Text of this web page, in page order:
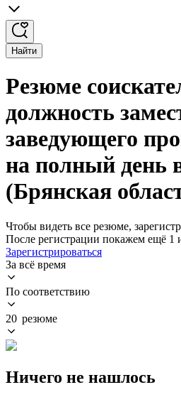
Найти
Резюме
должность
заведующего
на полный день
(Брянская
Чтобы видеть все резюме,
После регистрации покажем ещё 1
Зарегистрироваться
За всё время
По соответствию
20 резюме
Ничего не нашлось